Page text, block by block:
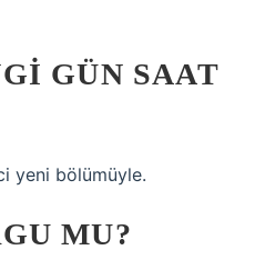
GÜN SAAT
yeni bölümüyle.
MU?